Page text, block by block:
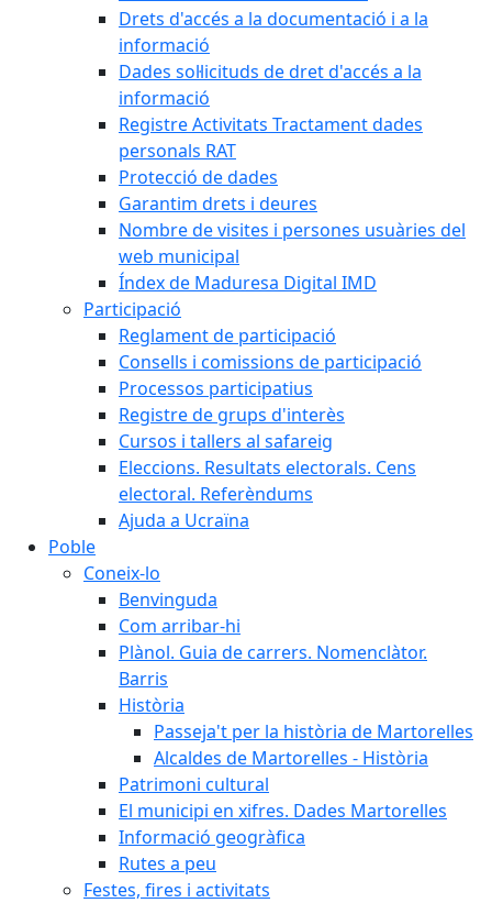
Drets d'accés a la documentació i a la
informació
Dades sol·licituds de dret d'accés a la
informació
Registre Activitats Tractament dades
personals RAT
Protecció de dades
Garantim drets i deures
Nombre de visites i persones usuàries del
web municipal
Índex de Maduresa Digital IMD
Participació
Reglament de participació
Consells i comissions de participació
Processos participatius
Registre de grups d'interès
Cursos i tallers al safareig
Eleccions. Resultats electorals. Cens
electoral. Referèndums
Ajuda a Ucraïna
Poble
Coneix-lo
Benvinguda
Com arribar-hi
Plànol. Guia de carrers. Nomenclàtor.
Barris
Història
Passeja't per la història de Martorelles
Alcaldes de Martorelles - Història
Patrimoni cultural
El municipi en xifres. Dades Martorelles
Informació geogràfica
Rutes a peu
Festes, fires i activitats